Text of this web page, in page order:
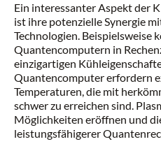
Ein interessanter Aspekt der
ist ihre potenzielle Synergie
Technologien. Beispielsweise
Quantencomputern in
einzigartigen
Quantencomputer erfordern
Temperaturen, die mit
schwer zu erreichen sind.
Möglichkeiten eröffnen und
leistungsfähigerer